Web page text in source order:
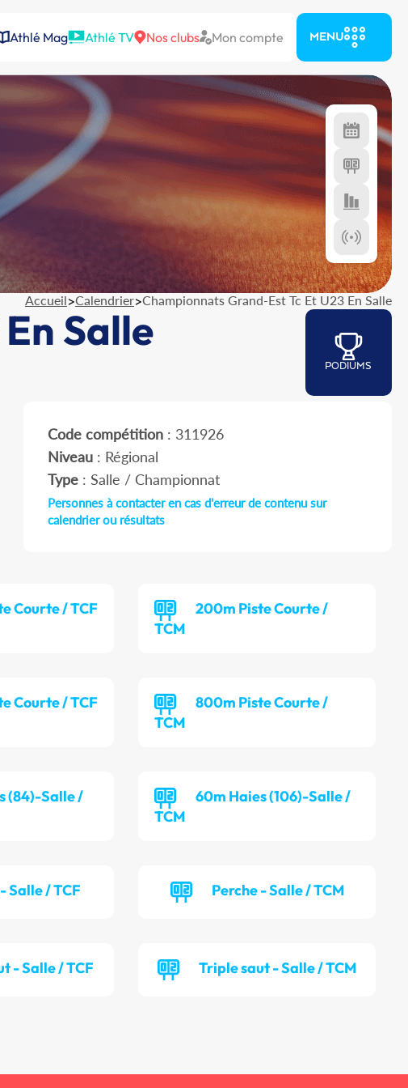
Athlé Mag Athlé TV Nos clubs Mon compte MENU
Accueil>Calendrier>Championnats Grand-Est Tc Et U23 En Salle
Salle
PODIUMS
Code compétition: 311926
Niveau: Régional
Type: Salle / Championnat
Personnes à contacter en cas d'erreur de contenu sur
calendrier ou résultats
Courte / TCF
200m Piste Courte /
TCM
Courte / TCF
800m Piste Courte /
TCM
(84)-Salle /
60m Haies (106)-Salle /
TCM
Salle / TCF Perche - Salle / TCM
- Salle / TCF Triple saut - Salle / TCM